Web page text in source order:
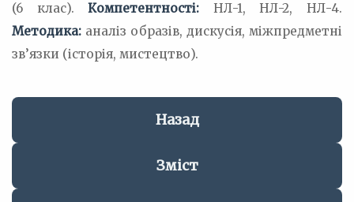
(6 клас).Компетентності: НЛ-1, НЛ-2, НЛ-4.
Методика: аналіз образів, дискусія, міжпредметні
зв’язки (історія, мистецтво).
Назад
Зміст